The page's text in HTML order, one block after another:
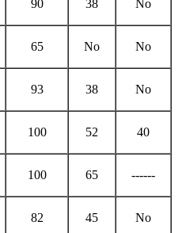
90 38 No
65 No No
93 38 No
100 52 40
100 65 ------
82 45 No